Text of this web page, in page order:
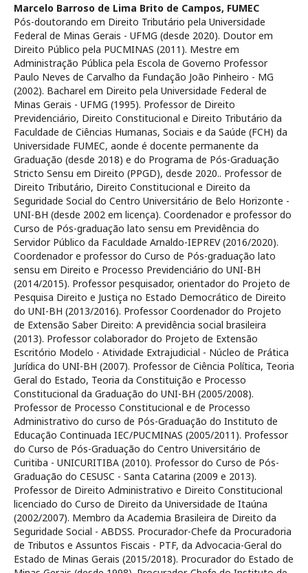
Marcelo Barroso de Lima Brito de Campos, FUMEC
Pós-doutorando em Direito Tributário pela Universidade
Federal de Minas Gerais - UFMG (desde 2020). Doutor em
Direito Público pela PUCMINAS (2011). Mestre em
Administração Pública pela Escola de Governo Professor
Paulo Neves de Carvalho da Fundação João Pinheiro - MG
(2002). Bacharel em Direito pela Universidade Federal de
Minas Gerais - UFMG (1995). Professor de Direito
Previdenciário, Direito Constitucional e Direito Tributário da
Faculdade de Ciências Humanas, Sociais e da Saúde (FCH) da
Universidade FUMEC, aonde é docente permanente da
Graduação (desde 2018) e do Programa de Pós-Graduação
Stricto Sensu em Direito (PPGD), desde 2020.. Professor de
Direito Tributário, Direito Constitucional e Direito da
Seguridade Social do Centro Universitário de Belo Horizonte -
UNI-BH (desde 2002 em licença). Coordenador e professor do
Curso de Pós-graduação lato sensu em Previdência do
Servidor Público da Faculdade Arnaldo-IEPREV (2016/2020).
Coordenador e professor do Curso de Pós-graduação lato
sensu em Direito e Processo Previdenciário do UNI-BH
(2014/2015). Professor pesquisador, orientador do Projeto de
Pesquisa Direito e Justiça no Estado Democrático de Direito
do UNI-BH (2013/2016). Professor Coordenador do Projeto
de Extensão Saber Direito: A previdência social brasileira
(2013). Professor colaborador do Projeto de Extensão
Escritório Modelo - Atividade Extrajudicial - Núcleo de Prática
Jurídica do UNI-BH (2007). Professor de Ciência Política, Teoria
Geral do Estado, Teoria da Constituição e Processo
Constitucional da Graduação do UNI-BH (2005/2008).
Professor de Processo Constitucional e de Processo
Administrativo do curso de Pós-Graduação do Instituto de
Educação Continuada IEC/PUCMINAS (2005/2011). Professor
do Curso de Pós-Graduação do Centro Universitário de
Curitiba - UNICURITIBA (2010). Professor do Curso de Pós-
Graduação do CESUSC - Santa Catarina (2009 e 2013).
Professor de Direito Administrativo e Direito Constitucional
licenciado do Curso de Direito da Universidade de Itaúna
(2002/2007). Membro da Academia Brasileira de Direito da
Seguridade Social - ABDSS. Procurador-Chefe da Procuradoria
de Tributos e Assuntos Fiscais - PTF, da Advocacia-Geral do
Estado de Minas Gerais (2015/2018). Procurador do Estado de